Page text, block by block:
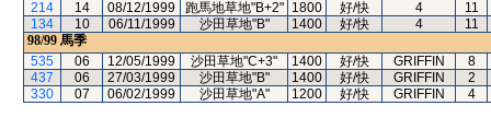
214
14 08/12/1999 跑馬地草地"B+2" 1800 好/快 4
11
134
10 06/11/1999 沙田草地"B" 1400 好/快 4
11
98/99 馬季
535
06 12/05/1999 沙田草地"C+3" 1400 好/快 GRIFFIN
8
437
06 27/03/1999 沙田草地"B" 1400 好/快 GRIFFIN
2
330
07 06/02/1999 沙田草地"A" 1200 好/快 GRIFFIN 4